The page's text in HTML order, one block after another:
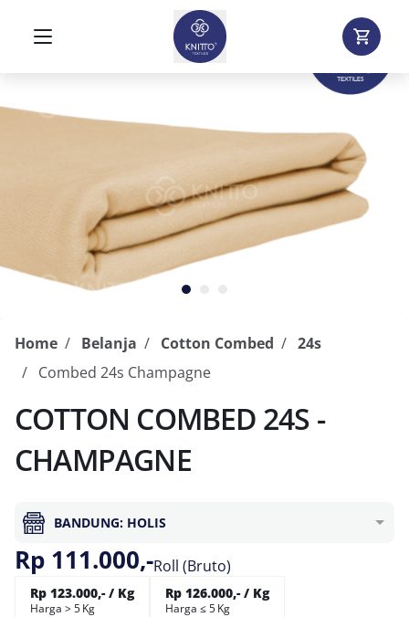
Home Belanja Cotton Combed
24s
Combed 24s Champagne
COTTON COMBED 24S -
CHAMPAGNE
BANDUNG: HOLIS
Rp 111.000,-Roll (Bruto)
Rp 123.000,- / Kg
Harga > 5 Kg
Rp 126.000,- / Kg
Harga ≤ 5 Kg